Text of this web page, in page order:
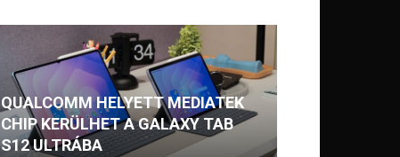
QUALCOMM HELYETT MEDIATEK
CHIP KERÜLHET A GALAXY TAB
S12 ULTRÁBA